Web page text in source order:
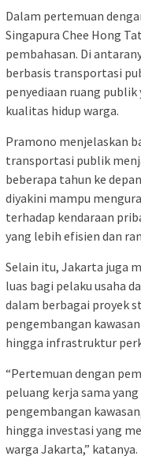
Dalam pertemuan
Singapura Chee Hong
pembahasan. Di
berbasis transportasi
penyediaan ruang
kualitas hidup warga.
Pramono menjelaskan
transportasi publik
beberapa tahun ke
diyakini mampu
terhadap kendaraan
yang lebih efisien dan
Selain itu, Jakarta juga
luas bagi pelaku usaha
dalam berbagai proyek
pengembangan
hingga infrastruktur
“Pertemuan dengan
peluang kerja sama
pengembangan
hingga investasi yang
warga Jakarta,” katanya.